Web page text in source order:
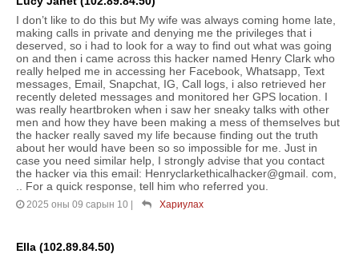
I don’t like to do this but My wife was always coming home late,
making calls in private and denying me the privileges that i
deserved, so i had to look for a way to find out what was going
on and then i came across this hacker named Henry Clark who
really helped me in accessing her Facebook, Whatsapp, Text
messages, Email, Snapchat, IG, Call logs, i also retrieved her
recently deleted messages and monitored her GPS location. I
was really heartbroken when i saw her sneaky talks with other
men and how they have been making a mess of themselves but
the hacker really saved my life because finding out the truth
about her would have been so so impossible for me. Just in
case you need similar help, I strongly advise that you contact
the hacker via this email: Henryclarkethicalhacker@gmail. com,
.. For a quick response, tell him who referred you.
2025 оны 09 сарын 10 | Хариулах
Ella (102.89.84.50)